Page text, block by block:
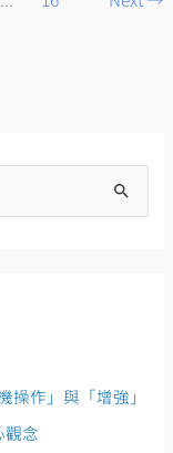
操作」與「增強」
觀念